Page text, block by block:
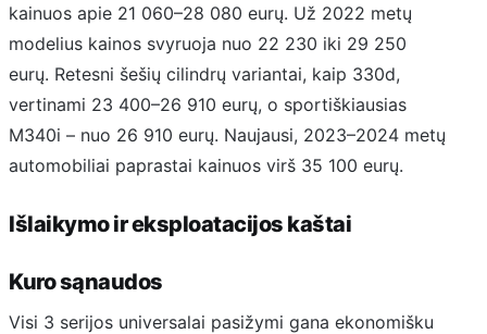
kainuos apie 21 060–28 080 eurų. Už 2022 metų
modelius kainos svyruoja nuo 22 230 iki 29 250
eurų. Retesni šešių cilindrų variantai, kaip 330d,
vertinami 23 400–26 910 eurų, o sportiškiausias
M340i – nuo 26 910 eurų. Naujausi, 2023–2024 metų
automobiliai paprastai kainuos virš 35 100 eurų.
Išlaikymo ir eksploatacijos kaštai
Kuro sąnaudos
Visi 3 serijos universalai pasižymi gana ekonomišku